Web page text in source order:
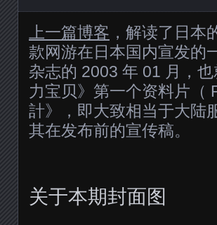
上一篇博客 ，解读了日
款网游在日本国内宣发的
杂志的 2003 年 01 月，
力宝贝》第一个资料片（
計》，即大致相当于大陆
其在发布前的宣传稿。
关于本期封面图